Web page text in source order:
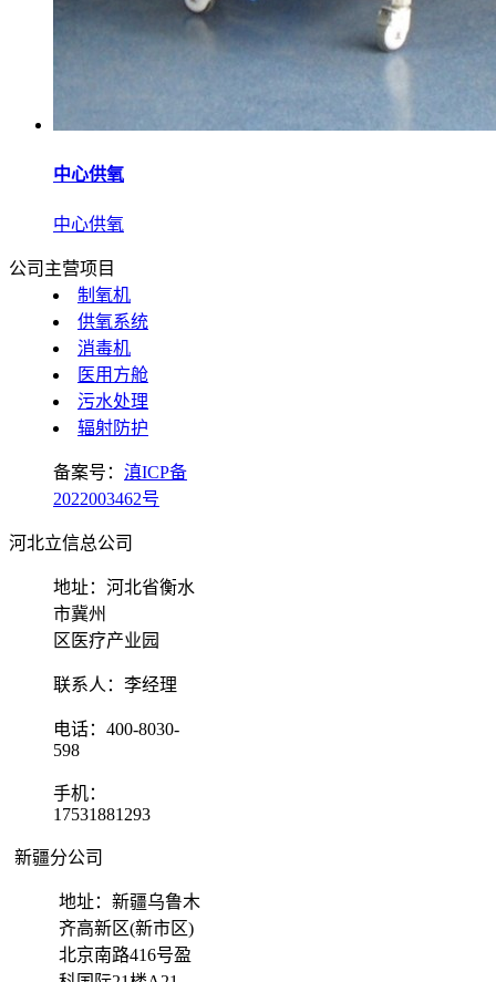
中心供氧
中心供氧
公司主营项目
制氧机
供氧系统
消毒机
医用方舱
污水处理
辐射防护
备案号： 滇ICP备
2022003462号
河北立信总公司
地址：河北省衡水
市冀州
区医疗产业园
联系人：李经理
电话：400-8030-
598
手机：
17531881293
新疆分公司
地址：新疆乌鲁木
齐高新区(新市区)
北京南路416号盈